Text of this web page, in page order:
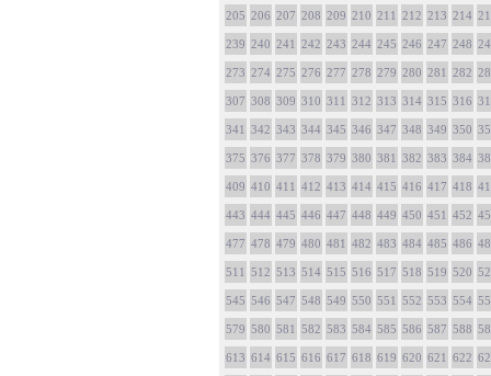
205 206 207 208 209 210 211 212 213 214
239 240 241 242 243 244 245 246 247 248
273 274 275 276 277 278 279 280 281 282
307 308 309 310 311 312 313 314 315 316
341 342 343 344 345 346 347 348 349 350
375 376 377 378 379 380 381 382 383 384
409 410 411 412 413 414 415 416 417 418
443 444 445 446 447 448 449 450 451 452
477 478 479 480 481 482 483 484 485 486
511 512 513 514 515 516 517 518 519 520
545 546 547 548 549 550 551 552 553 554
579 580 581 582 583 584 585 586 587 588
613 614 615 616 617 618 619 620 621 622